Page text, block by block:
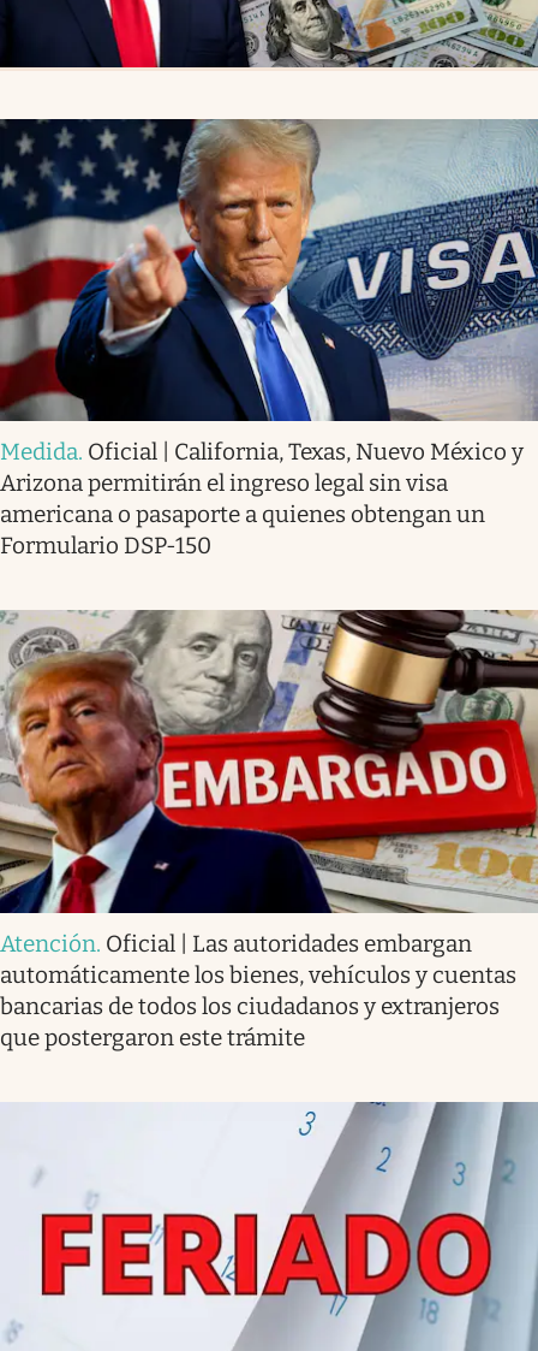
Medida. Oficial | California, Texas, Nuevo México y
Arizona permitirán el ingreso legal sin visa
americana o pasaporte a quienes obtengan un
Formulario DSP-150
Atención. Oficial | Las autoridades embargan
automáticamente los bienes, vehículos y cuentas
bancarias de todos los ciudadanos y extranjeros
que postergaron este trámite